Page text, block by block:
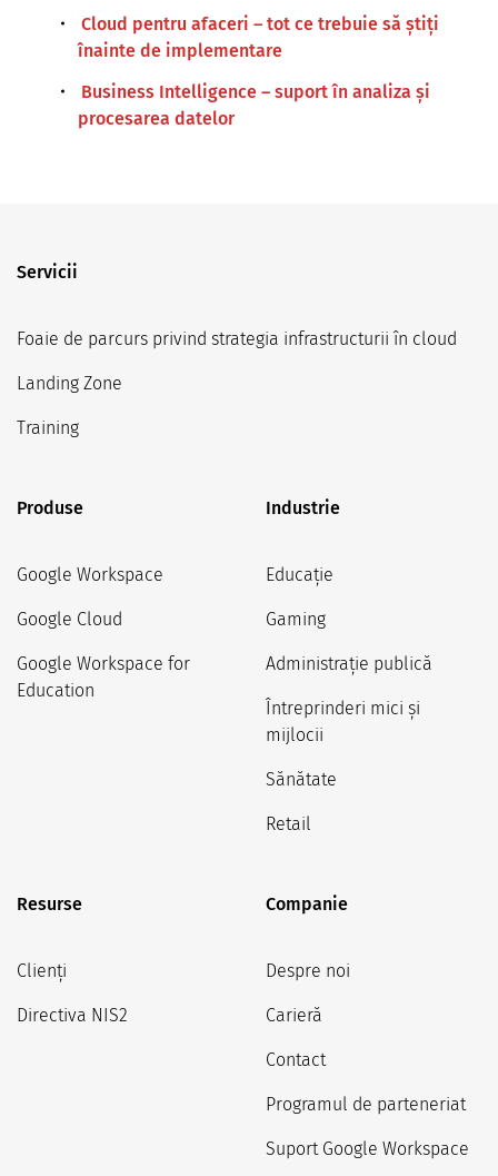
Cloud pentru afaceri – tot ce trebuie să știți
înainte de implementare
Business Intelligence – suport în analiza și
procesarea datelor
Servicii
Foaie de parcurs privind strategia infrastructurii în cloud
Landing Zone
Training
Produse
Google Workspace
Google Cloud
Google Workspace for
Education
Industrie
Educație
Gaming
Administrație publică
Întreprinderi mici și
mijlocii
Sănătate
Retail
Resurse
Clienți
Directiva NIS2
Companie
Despre noi
Carieră
Contact
Programul de parteneriat
Suport Google Workspace